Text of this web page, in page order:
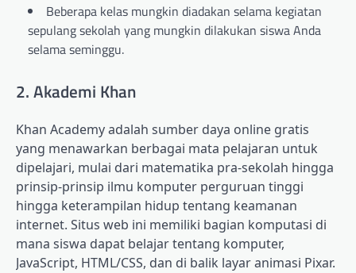
Beberapa kelas mungkin diadakan selama kegiatan
sepulang sekolah yang mungkin dilakukan siswa Anda
selama seminggu.
2. Akademi Khan
Khan Academy adalah sumber daya online gratis
yang menawarkan berbagai mata pelajaran untuk
dipelajari, mulai dari matematika pra-sekolah hingga
prinsip-prinsip ilmu komputer perguruan tinggi
hingga keterampilan hidup tentang keamanan
internet. Situs web ini memiliki bagian komputasi di
mana siswa dapat belajar tentang komputer,
JavaScript, HTML/CSS, dan di balik layar animasi Pixar.